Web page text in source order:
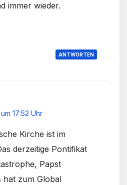
immer wieder.
ANTWORTEN
17:52 Uhr
Kirche ist im
derzeitige Pontifikat
Papst
hat zum Global